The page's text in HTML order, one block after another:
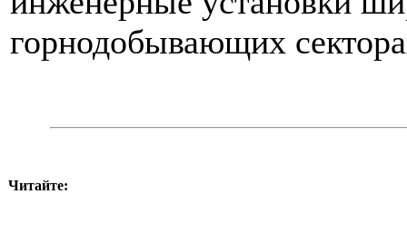
горнодобывающих
Читайте: